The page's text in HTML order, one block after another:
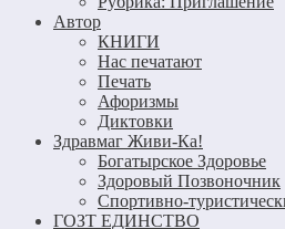
Автор
КНИГИ
Нас печатают
Печать
Афоризмы
Диктовки
Здравмаг Живи-Ка!
Богатырское Здоровье
Здоровый Позвоночник
Спортивно-
ГОЗТ ЕДИНСТВО